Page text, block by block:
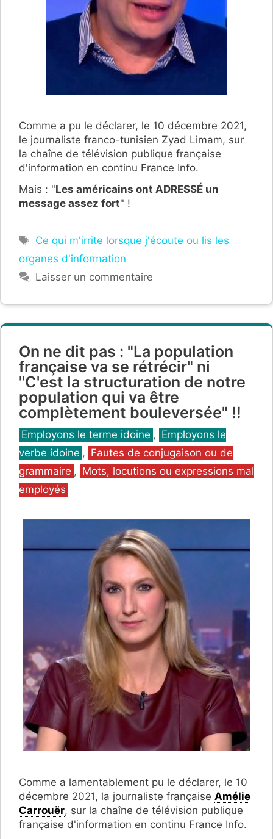
Comme a pu le déclarer, le 10 décembre 2021,
le journaliste franco-tunisien Zyad Limam, sur
la chaîne de télévision publique française
d'information en continu France Info.
Mais : "Les américains ont ADRESSÉ un
message assez fort" !
Étiquettes
Ce qui m'irrite lorsque j'écoute ou lis les
organes d'information
Laisser un commentaire
On ne dit pas : "La population
française va se rétrécir" ni
"C'est la structuration de notre
population qui va être
complètement bouleversée" !!
Catégories
Employons le terme idoine , Employons le
verbe idoine , Fautes de conjugaison ou de
grammaire , Mots, locutions ou expressions mal
employés
Comme a lamentablement pu le déclarer, le 10
décembre 2021, la journaliste française Amélie
Carrouër, sur la chaîne de télévision publique
française d'information en continu France Info.